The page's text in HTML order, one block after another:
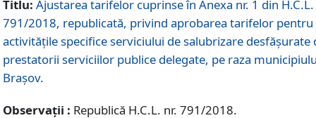
Titlu: Ajustarea tarifelor cuprinse în Anexa nr. 1 din H.C.L.
791/2018, republicată, privind aprobarea tarifelor pentru
activităţile specifice serviciului de salubrizare desfăşurate
prestatorii serviciilor publice delegate, pe raza
Braşov.
Observații : Republică H.C.L. nr. 791/2018.